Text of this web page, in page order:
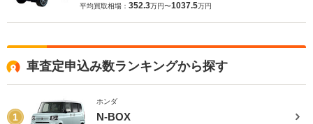
平均買取相場： 352.3万円〜1037.5万円
車査定申込み数ランキングから探す
1
ホンダ
N-BOX